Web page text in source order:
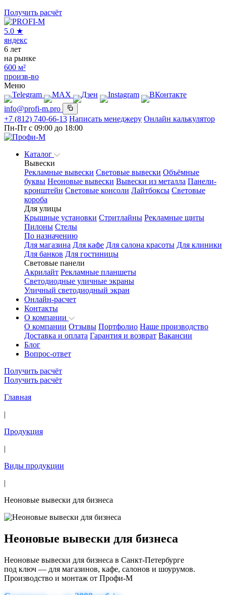
Получить расчёт
5.0 ★
яндекс
6 лет
на рынке
600 м²
произв-во
Меню
info@profi-m.pro
+7 (812) 740-66-13 Написать менеджеру Онлайн калькулятор
Пн-Пт с 09:00 до 18:00
Каталог
Вывески
Рекламные вывески Световые вывески Объёмные
буквы Неоновые вывески Вывески из металла Панели-
кронштейн Световые консоли Лайтбоксы Световые
короба
Для улицы
Крышные установки Стритлайны Рекламные щиты
Пилоны Стелы
По назначению
Для магазина Для кафе Для салона красоты Для клиники
Для банков Для гостиницы
Световые панели
Акрилайт Рекламные планшеты
Светодиодные уличные экраны
Уличный светодиодный экран
Онлайн-расчет
Контакты
О компании
О компании Отзывы Портфолио Наше производство
Доставка и оплата Гарантия и возврат Вакансии
Блог
Вопрос-ответ
Получить расчёт
Получить расчёт
Главная
|
Продукция
|
Виды продукции
|
Неоновые вывески для бизнеса
Неоновые вывески для бизнеса
Неоновые вывески для бизнеса в Санкт-Петербурге
под ключ — для магазинов, кафе, салонов и шоурумов.
Производство и монтаж от Профи-М